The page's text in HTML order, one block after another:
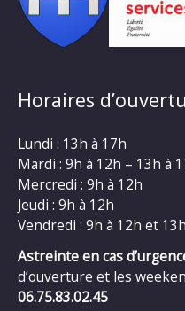
Horaires
Lundi : 13h à 17h
Mardi : 9h à 12h – 13h à
Mercredi : 9h à 12h
Jeudi : 9h à 12h
Vendredi : 9h à 12h et
Astreinte en cas
d’ouverture et les
06.75.83.02.45